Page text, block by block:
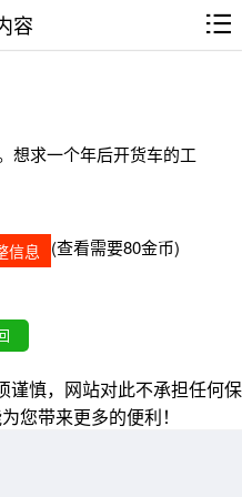
容
想求一个年后开货车的工
信息 (查看需要80金币)
谨慎，网站对此不承担任何保
您带来更多的便利！